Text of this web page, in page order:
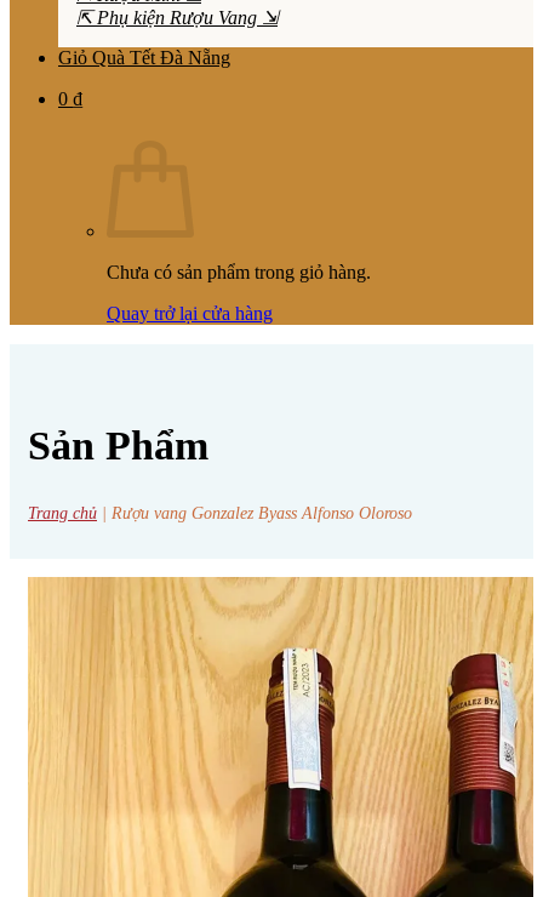
⇱ Phụ kiện Rượu Vang ⇲
Giỏ Quà Tết Đà Nẵng
0 ₫
Chưa có sản phẩm trong giỏ hàng.
Quay trở lại cửa hàng
Sản Phẩm
Trang chủ Rượu vang Gonzalez Byass Alfonso Oloroso